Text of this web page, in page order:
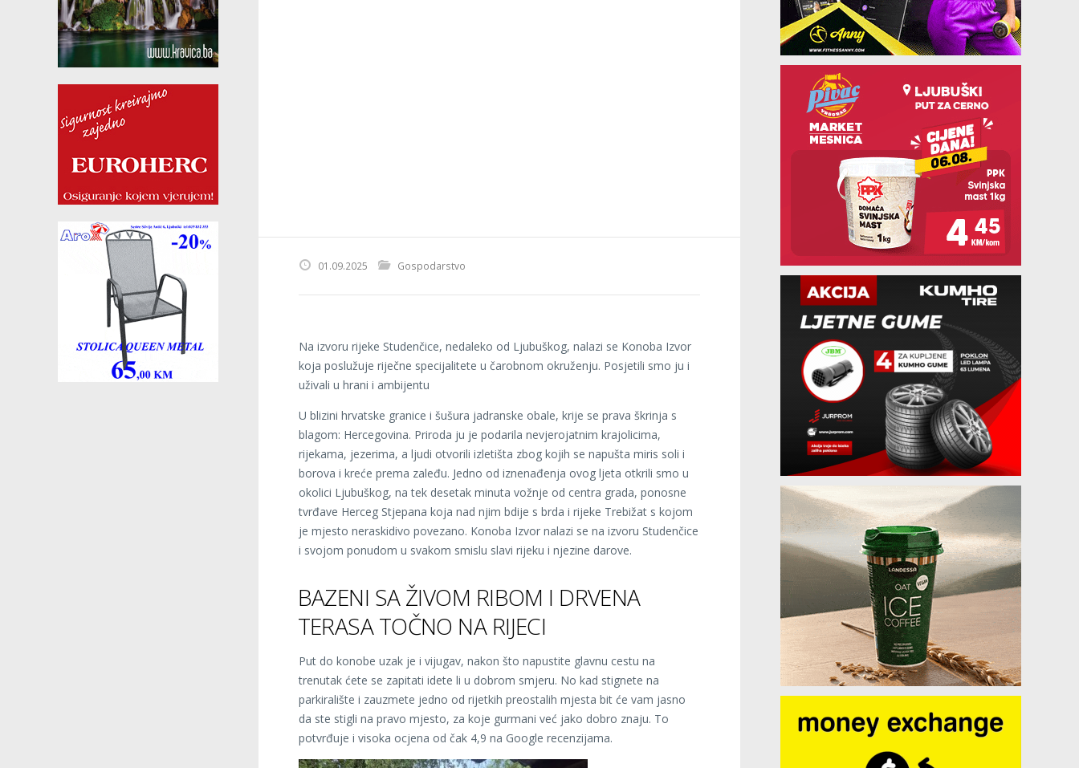
01.09.2025 Gospodarstvo
Na izvoru rijeke Studenčice, nedaleko od Ljubuškog, nalazi se Konoba Izvor
koja poslužuje riječne specijalitete u čarobnom okruženju. Posjetili smo ju i
uživali u hrani i ambijentu
U blizini hrvatske granice i šušura jadranske obale, krije se prava škrinja s
blagom: Hercegovina. Priroda ju je podarila nevjerojatnim krajolicima,
rijekama, jezerima, a ljudi otvorili izletišta zbog kojih se napušta miris soli i
borova i kreće prema zaleđu. Jedno od iznenađenja ovog ljeta otkrili smo u
okolici Ljubuškog, na tek desetak minuta vožnje od centra grada, ponosne
tvrđave Herceg Stjepana koja nad njim bdije s brda i rijeke Trebižat s kojom
je mjesto neraskidivo povezano. Konoba Izvor nalazi se na izvoru Studenčice
i svojom ponudom u svakom smislu slavi rijeku i njezine darove.
BAZENI SA ŽIVOM RIBOM I DRVENA
TERASA TOČNO NA RIJECI
Put do konobe uzak je i vijugav, nakon što napustite glavnu cestu na
trenutak ćete se zapitati idete li u dobrom smjeru. No kad stignete na
parkiralište i zauzmete jedno od rijetkih preostalih mjesta bit će vam jasno
da ste stigli na pravo mjesto, za koje gurmani već jako dobro znaju. To
potvrđuje i visoka ocjena od čak 4,9 na Google recenzijama.